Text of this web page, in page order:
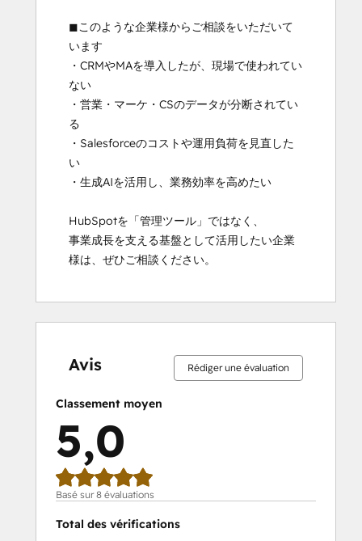
◼︎このような企業様からご相談をいただいて
います
・CRMやMAを導入したが、現場で使われてい
ない
・営業・マーケ・CSのデータが分断されてい
る
・Salesforceのコストや運用負荷を見直した
い
・生成AIを活用し、業務効率を高めたい
HubSpotを「管理ツール」ではなく、
事業成長を支える基盤として活用したい企業
様は、ぜひご相談ください。
Avis Rédiger une évaluation
Classement moyen
5,0
Basé sur 8 évaluations
Total des vérifications